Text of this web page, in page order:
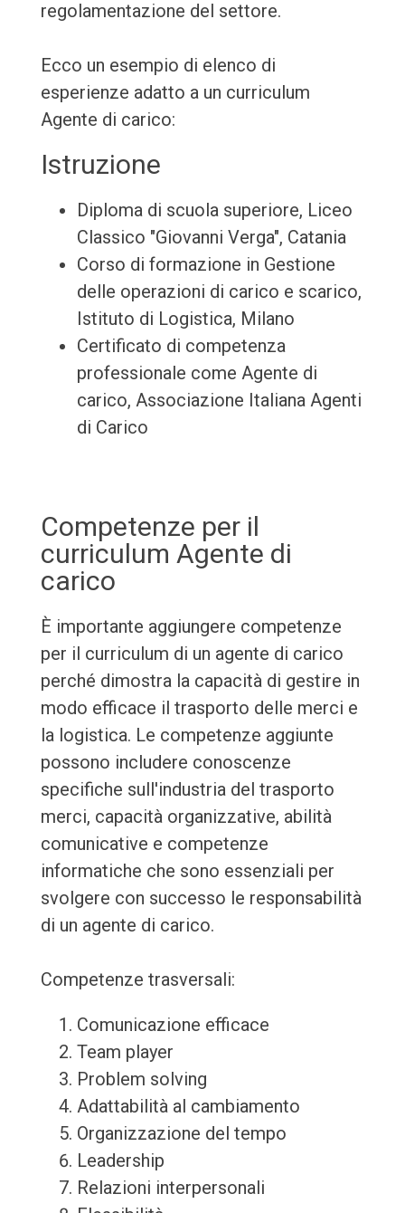
regolamentazione del settore.
Ecco un esempio di elenco di
esperienze adatto a un curriculum
Agente di carico:
Istruzione
Diploma di scuola superiore, Liceo
Classico "Giovanni Verga", Catania
Corso di formazione in Gestione
delle operazioni di carico e scarico,
Istituto di Logistica, Milano
Certificato di competenza
professionale come Agente di
carico, Associazione Italiana Agenti
di Carico
Competenze per il
curriculum Agente di
carico
È importante aggiungere competenze
per il curriculum di un agente di carico
perché dimostra la capacità di gestire in
modo efficace il trasporto delle merci e
la logistica. Le competenze aggiunte
possono includere conoscenze
specifiche sull'industria del trasporto
merci, capacità organizzative, abilità
comunicative e competenze
informatiche che sono essenziali per
svolgere con successo le responsabilità
di un agente di carico.
Competenze trasversali:
Comunicazione efficace
Team player
Problem solving
Adattabilità al cambiamento
Organizzazione del tempo
Leadership
Relazioni interpersonali